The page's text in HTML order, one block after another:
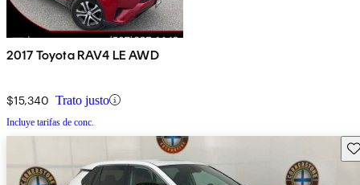
2017 Toyota RAV4 LE AWD
$15,340 Trato justo
Incluye tarifas de conc.